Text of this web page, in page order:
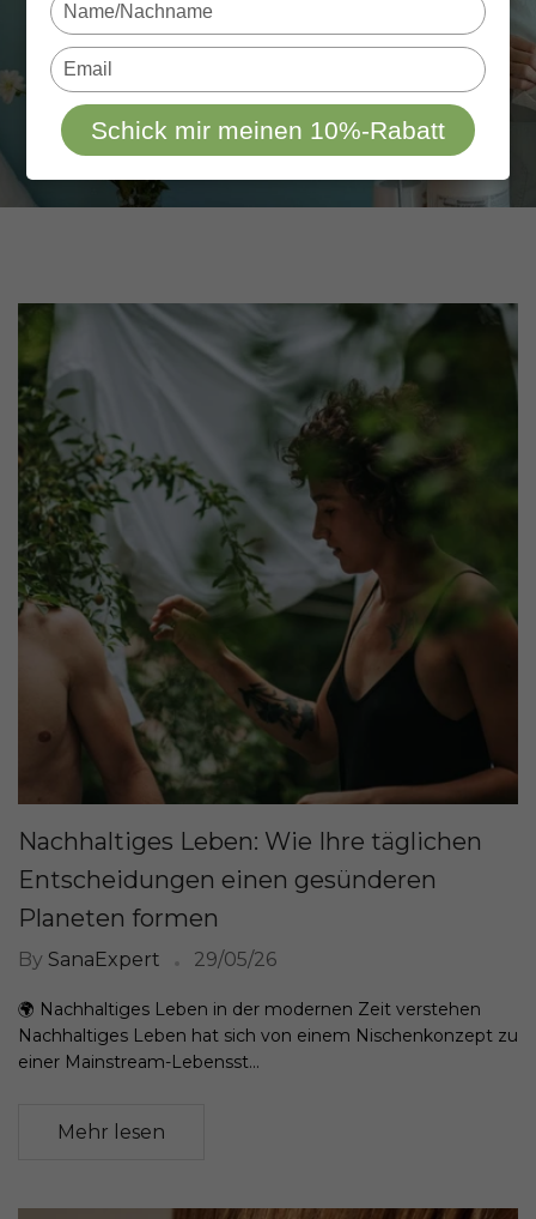
Nachhaltiges Leben: Wie Ihre täglichen
Entscheidungen einen gesünderen
Planeten formen
By SanaExpert 29/05/26
🌍 Nachhaltiges Leben in der modernen Zeit verstehen
Nachhaltiges Leben hat sich von einem Nischenkonzept zu
einer Mainstream-Lebensst...
Mehr lesen
your
name
Type
your
email
Schick mir meinen 10%-Rabatt